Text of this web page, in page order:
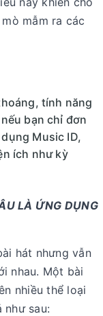
mẫm ra các
tính năng
bạn chỉ đơn
Music ID,
ích như kỳ
LÀ ỨNG DỤNG
hát nhưng vẫn
nhau. Một bài
nhiều thể loại
như sau: